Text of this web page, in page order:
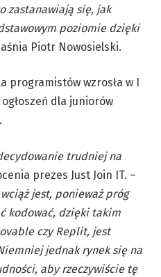
zastanawiają się, jak
poziomie dzięki
Piotr Nowosielski.
wzrosła w I
dla juniorów
trudniej na
prezes Just Join IT. –
jest, ponieważ próg
kodować, dzięki takim
czy Replit, jest
jednak rynek się na
aby rzeczywiście tę